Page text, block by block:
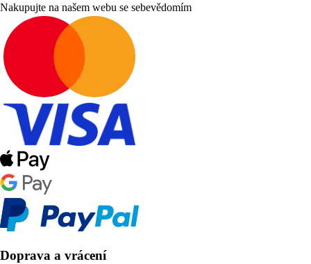
Nakupujte na našem webu se sebevědomím
Doprava a vrácení